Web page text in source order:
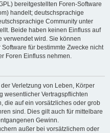
bereitgestellten Foren-Software
handelt; deutschsprachige
Community unter
Beide haben keinen Einfluss auf
verwendet wird. Sie können
für bestimmte Zwecke nicht
Foren Einfluss nehmen.
Verletzung von Leben, Körper
wesentlicher Vertragspflichten
die auf ein vorsätzliches oder grob
sind. Dies gilt auch für mittelbare
Gewinn.
außer bei vorsätzlichem oder